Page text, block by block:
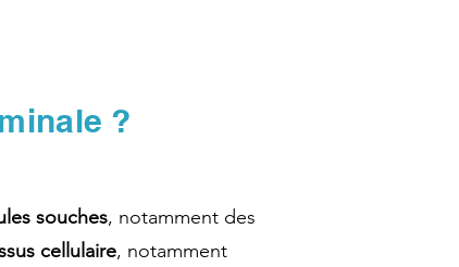
?
souches, notamment des
cellulaire, notamment